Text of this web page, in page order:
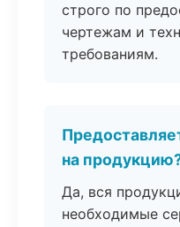
строго по
чертежам и
требованиям.
на
Да, вся
необходимые